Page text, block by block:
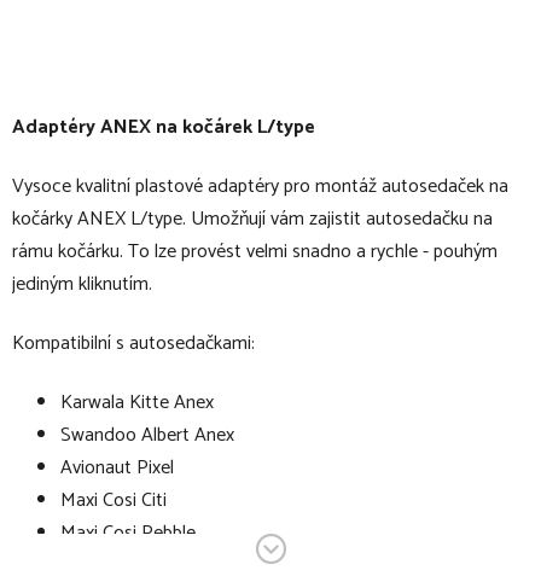
Adaptéry ANEX na kočárek L/type
Vysoce kvalitní plastové adaptéry pro montáž autosedaček na
kočárky ANEX L/type. Umožňují vám zajistit autosedačku na
rámu kočárku. To lze provést velmi snadno a rychle - pouhým
jediným kliknutím.
Kompatibilní s autosedačkami:
Karwala Kitte Anex
Swandoo Albert Anex
Avionaut Pixel
Maxi Cosi Citi
Maxi Cosi Pebble